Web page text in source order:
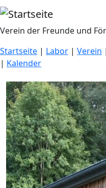
Direkt zum Inhalt
Verein der Freunde und
Startseite | Labor | Verein |
| Kalender